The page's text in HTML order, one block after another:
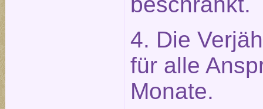
4. Die
für alle
Monate.